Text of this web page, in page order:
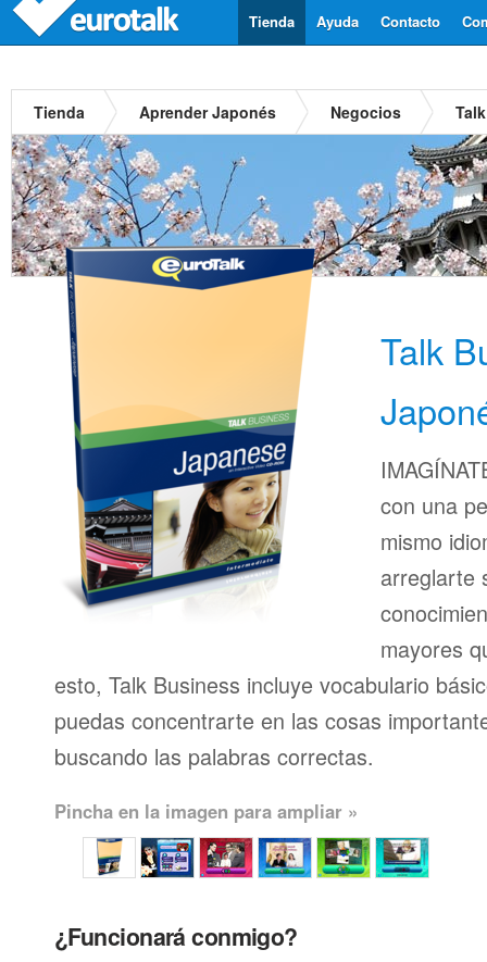
Contacto
Ayuda
Tienda
Tienda Aprender Japonés Negocios
Talk
con una
mismo
arreglarte
mayores
esto, Talk Business incluye vocabulario
puedas concentrarte en las cosas
buscando las palabras correctas.
Pincha en la imagen para ampliar »
¿Funcionará conmigo?